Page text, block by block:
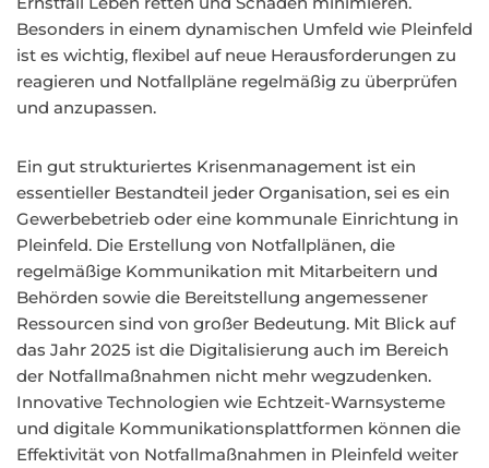
Besonders in einem dynamischen Umfeld wie Pleinfeld
ist es wichtig, flexibel auf neue Herausforderungen zu
reagieren und Notfallpläne regelmäßig zu überprüfen
und anzupassen.
Ein gut strukturiertes Krisenmanagement ist ein
essentieller Bestandteil jeder Organisation, sei es ein
Gewerbebetrieb oder eine kommunale Einrichtung in
Pleinfeld. Die Erstellung von Notfallplänen, die
regelmäßige Kommunikation mit Mitarbeitern und
Behörden sowie die Bereitstellung angemessener
Ressourcen sind von großer Bedeutung. Mit Blick auf
das Jahr 2025 ist die Digitalisierung auch im Bereich
der Notfallmaßnahmen nicht mehr wegzudenken.
Innovative Technologien wie Echtzeit-Warnsysteme
und digitale Kommunikationsplattformen können die
Effektivität von Notfallmaßnahmen in Pleinfeld weiter